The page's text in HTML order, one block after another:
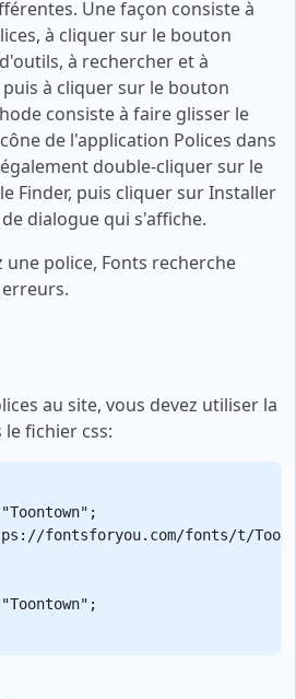
Une façon consiste à
à cliquer sur le bouton
à rechercher et à
à cliquer sur le bouton
consiste à faire glisser le
de l'application Polices dans
double-cliquer sur le
Finder, puis cliquer sur Installer
dialogue qui s'affiche.
une police, Fonts recherche
au site, vous devez utiliser la
fichier css:
fontsforyou.com/fonts/t/